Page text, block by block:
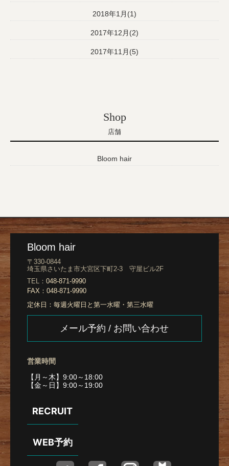
2018年1月(1)
2017年12月(2)
2017年11月(5)
Shop
店舗
Bloom hair
Bloom hair
〒330-0844
埼玉県さいたま市大宮区下町2-3 守屋ビル2F
TEL： 048-871-9990
FAX： 048-871-9990
定休日： 毎週火曜日と第一水曜・第三水曜
メール予約 / お問い合わせ
営業時間
【月～木】9:00～18:00
【金～日】9:00～19:00
RECRUIT
WEB予約